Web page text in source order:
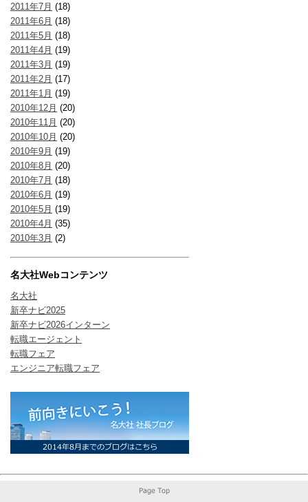
2011年7月 (18)
2011年6月 (18)
2011年5月 (18)
2011年4月 (19)
2011年3月 (19)
2011年2月 (17)
2011年1月 (19)
2010年12月 (20)
2010年11月 (20)
2010年10月 (20)
2010年9月 (19)
2010年8月 (20)
2010年7月 (18)
2010年6月 (19)
2010年5月 (19)
2010年4月 (35)
2010年3月 (2)
名大社Webコンテンツ
名大社
新卒ナビ2025
新卒ナビ2026インターン
転職エージェント
転職フェア
エンジニア転職フェア